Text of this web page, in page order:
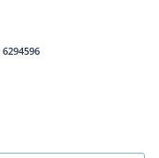
6294596